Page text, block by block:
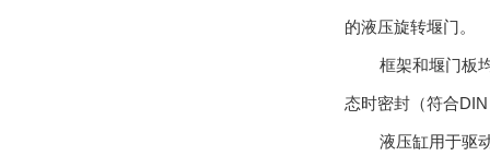
的液压旋转堰门。
框架和堰门板
态时密封（符合
液压缸用于驱